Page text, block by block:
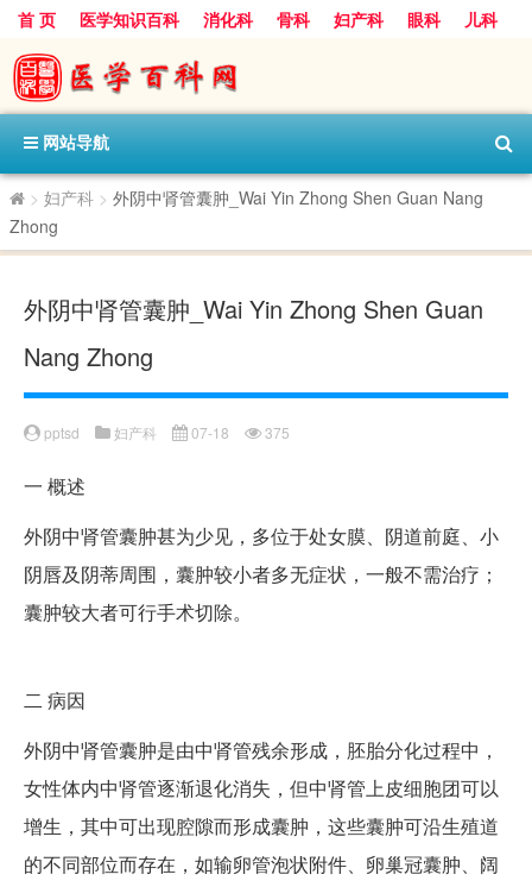
首 页 医学知识百科 消化科 骨科 妇产科 眼科
儿科
心血管病科
呼吸科 神经科
内分泌科
口腔科
网站导航
> 妇产科 > 外阴中肾管囊肿_Wai Yin Zhong Shen Guan Nang
Zhong
外阴中肾管囊肿_Wai Yin Zhong Shen Guan
Nang Zhong
pptsd 妇产科 07-18 375
一 概述
外阴中肾管囊肿甚为少见，多位于处女膜、阴道前庭、小
阴唇及阴蒂周围，囊肿较小者多无症状，一般不需治疗；
囊肿较大者可行手术切除。
二 病因
外阴中肾管囊肿是由中肾管残余形成，胚胎分化过程中，
女性体内中肾管逐渐退化消失，但中肾管上皮细胞团可以
增生，其中可出现腔隙而形成囊肿，这些囊肿可沿生殖道
的不同部位而存在，如输卵管泡状附件、卵巢冠囊肿、阔